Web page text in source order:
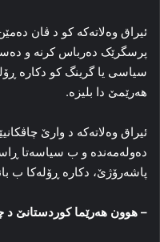
ئیراق وه‌لاته‌که‌ کو د ڤان
پرسگرێک ده‌رباس کرنه‌ و
سیاسی یا گرینگ کو دکاره‌
هه‌رێمێ دا بلیزه‌.
ئیراق وه‌لاته‌که‌ د وارێ
ده‌وله‌مه‌نده‌ و ب سیاسه‌تا
پاشه‌رۆژێ، دکاره‌ ڕۆله‌کا ب
– هوون هه‌رێما کوردستانێ د